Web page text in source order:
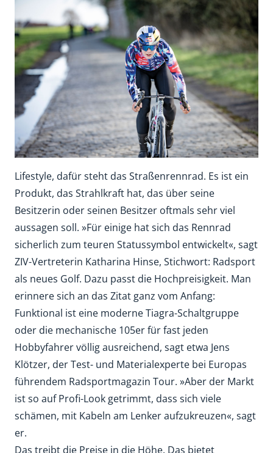
Lifestyle, dafür steht das Straßenrennrad. Es ist ein
Produkt, das Strahlkraft hat, das über seine
Besitzerin oder seinen Besitzer oftmals sehr viel
aussagen soll. »Für einige hat sich das Rennrad
sicherlich zum teuren Statussymbol entwickelt«, sagt
ZIV-Vertreterin Katharina Hinse, Stichwort: Radsport
als neues Golf. Dazu passt die Hochpreisigkeit. Man
erinnere sich an das Zitat ganz vom Anfang:
Funktional ist eine moderne Tiagra-Schaltgruppe
oder die mechanische 105er für fast jeden
Hobbyfahrer völlig ausreichend, sagt etwa Jens
Klötzer, der Test- und Materialexperte bei Europas
führendem Radsportmagazin Tour. »Aber der Markt
ist so auf Profi-Look getrimmt, dass sich viele
schämen, mit Kabeln am Lenker aufzukreuzen«, sagt
er.
Das treibt die Preise in die Höhe. Das bietet